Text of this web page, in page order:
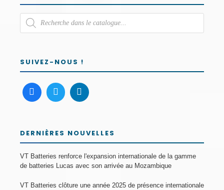
SUIVEZ-NOUS !
DERNIÈRES NOUVELLES
VT Batteries renforce l'expansion internationale de la gamme
de batteries Lucas avec son arrivée au Mozambique
VT Batteries clôture une année 2025 de présence internationale